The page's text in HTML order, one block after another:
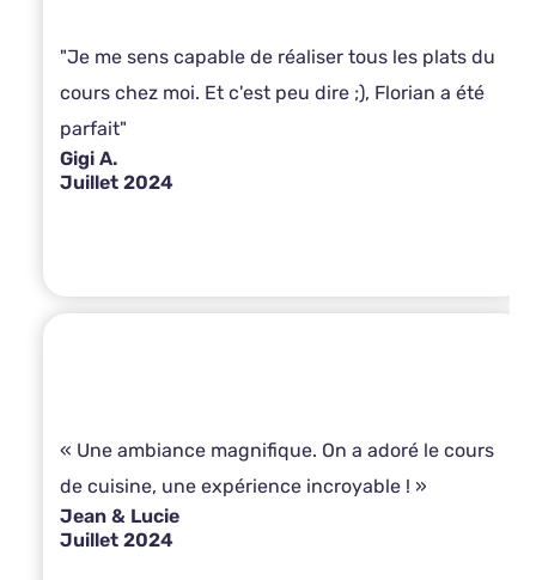
"Je me sens capable de réaliser tous les plats du
cours chez moi. Et c'est peu dire ;), Florian a été
parfait"
Gigi A.
Juillet 2024
« Une ambiance magnifique. On a adoré le cours
de cuisine, une expérience incroyable ! »
Jean & Lucie
Juillet 2024